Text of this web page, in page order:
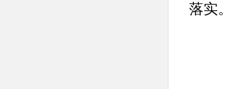
落实。